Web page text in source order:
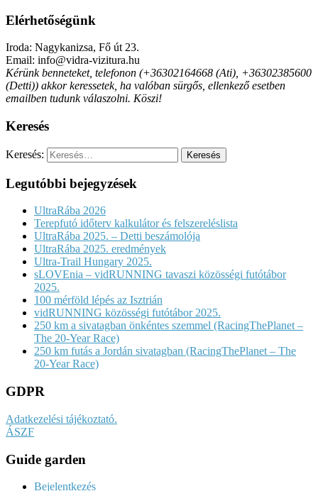
Elérhetőségünk
Iroda: Nagykanizsa, Fő út 23.
Email: info@vidra-vizitura.hu
Kérünk benneteket, telefonon (+36302164668 (Ati), +36302385600
(Detti)) akkor keressetek, ha valóban sürgős, ellenkező esetben
emailben tudunk válaszolni. Köszi!
Keresés
Keresés:
Legutóbbi bejegyzések
UltraRába 2026
Terepfutó időterv kalkulátor és felszereléslista
UltraRába 2025. – Detti beszámolója
UltraRába 2025. eredmények
Ultra-Trail Hungary 2025.
sLOVEnia – vidRUNNING tavaszi közösségi futótábor
2025.
100 mérföld lépés az Isztrián
vidRUNNING közösségi futótábor 2025.
250 km a sivatagban önkéntes szemmel (RacingThePlanet –
The 20-Year Race)
250 km futás a Jordán sivatagban (RacingThePlanet – The
20-Year Race)
GDPR
Adatkezelési tájékoztató.
ÁSZF
Guide garden
Bejelentkezés